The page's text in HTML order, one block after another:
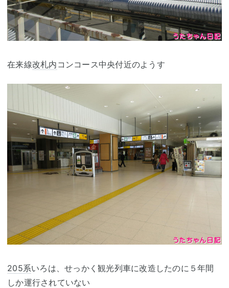
在来線改札内 コンコース中央付近のようす
205系いろは、せっかく観光列車に改造したのに５年間
しか運行されていない